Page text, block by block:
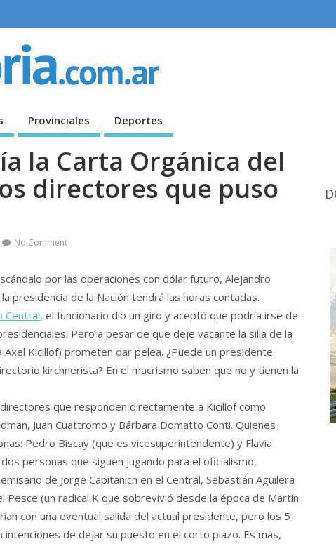
Provinciales Deportes
la Carta Orgánica del
directores que puso
No Comment
por las operaciones con dólar futuro, Alejandro
presidencia de la Nación tendrá las horas contadas.
Central, el funcionario dio un giro y aceptó que podría irse de
Pero a pesar de que deje vacante la silla de la
Kicillof) prometen dar pelea. ¿Puede un presidente
kirchnerista? En el macrismo saben que no y tienen la
que responden directamente a Kicillof como
Juan Cuattromo y Bárbara Domatto Conti. Quienes
Pedro Biscay (que es vicesuperintendente) y Flavia
personas que siguen jugando para el oficialismo,
de Jorge Capitanich en el Central, Sebastián Aguilera
(un radical K que sobrevivió desde la época de Martín
con una eventual salida del actual presidente, pero los 5
de dejar su puesto en el corto plazo. Es más,